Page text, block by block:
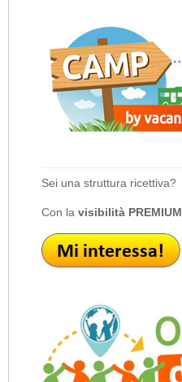
Sei una struttura ricettiva?
Con la visibilità PREMIUM